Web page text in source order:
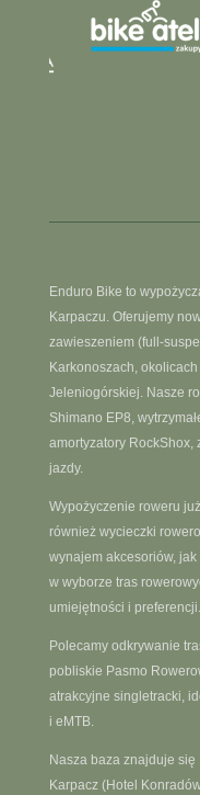
Enduro Bike to
Karpaczu. Oferujemy
zawieszeniem (full-
Karkonoszach,
Jeleniogórskiej. Nasze
Shimano EP8,
amortyzatory RockShox,
jazdy.
Wypożyczenie roweru
również wycieczki
wynajem akcesoriów,
w wyborze tras
umiejętności i preferencji.
Polecamy odkrywanie
pobliskie Pasmo
atrakcyjne singletracki,
i eMTB.
Nasza baza znajduje
Karpacz (Hotel